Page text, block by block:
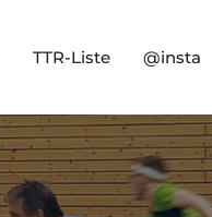
TTR-Liste @insta